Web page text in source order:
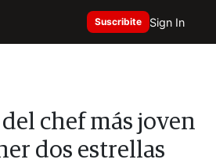
Suscribite Sign In
chef más joven
dos estrellas